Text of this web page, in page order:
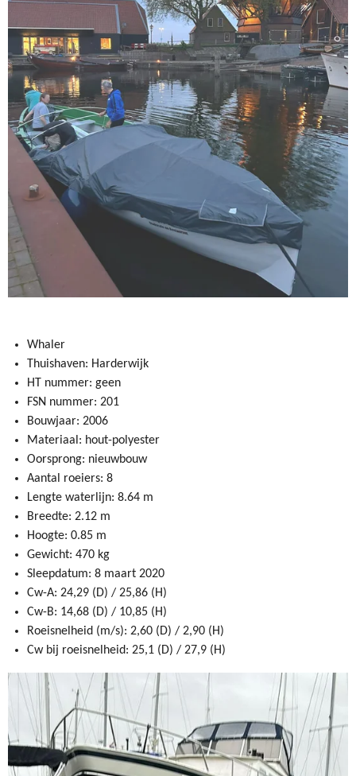
Whaler
Thuishaven: Harderwijk
HT nummer: geen
FSN nummer: 201
Bouwjaar: 2006
Materiaal: hout-polyester
Oorsprong: nieuwbouw
Aantal roeiers: 8
Lengte waterlijn: 8.64 m
Breedte: 2.12 m
Hoogte: 0.85 m
Gewicht: 470 kg
Sleepdatum: 8 maart 2020
Cw-A: 24,29 (D) / 25,86 (H)
Cw-B: 14,68 (D) / 10,85 (H)
Roeisnelheid (m/s): 2,60 (D) / 2,90 (H)
Cw bij roeisnelheid: 25,1 (D) / 27,9 (H)